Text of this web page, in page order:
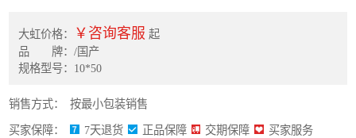
大虹价格： ￥咨询客服 起
品 牌：/国产
规格型号：10*50
销售方式： 按最小包装销售
买家保障： 7天退货 正品保障 交期保障 买家服务